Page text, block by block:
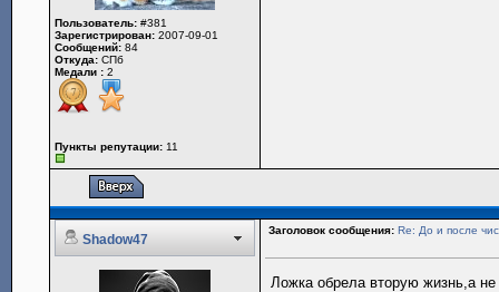
Пользователь: #381
Зарегистрирован: 2007-09-01
Сообщений: 84
Откуда: СПб
Медали : 2
Пункты репутации: 11
Shadow47
Заголовок сообщения: Re: До и после
Ложка обрела вторую жизнь,а